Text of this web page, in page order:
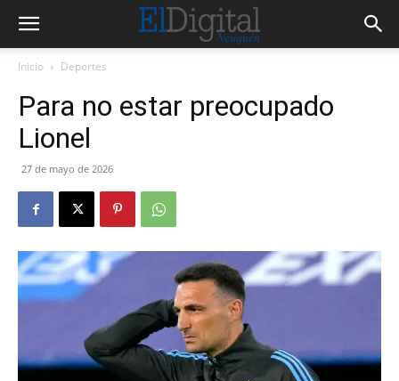
Inicio Deportes
Para no estar preocupado
Lionel
27 de mayo de 2026